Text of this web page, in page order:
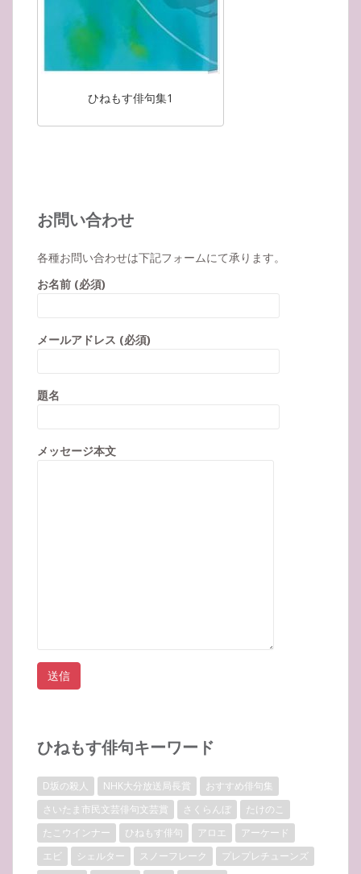
ひねもす俳句集1
お問い合わせ
各種お問い合わせは下記フォームにて承ります。
お名前 (必須)
メールアドレス (必須)
題名
メッセージ本文
ひねもす俳句キーワード
D坂の殺人 NHK大分放送局長賞
おすすめ俳句集
さいたま市民文芸俳句文芸賞
さくらんぼ
たけのこ
たこウインナー
ひねもす俳句 アロエ
アーケード
エビ
シェルター スノーフレーク
プレプレチューンズ